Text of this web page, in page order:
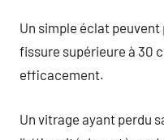
Un simple éclat
fissure supérieure à 30
efficacement.
Un vitrage ayant perdu